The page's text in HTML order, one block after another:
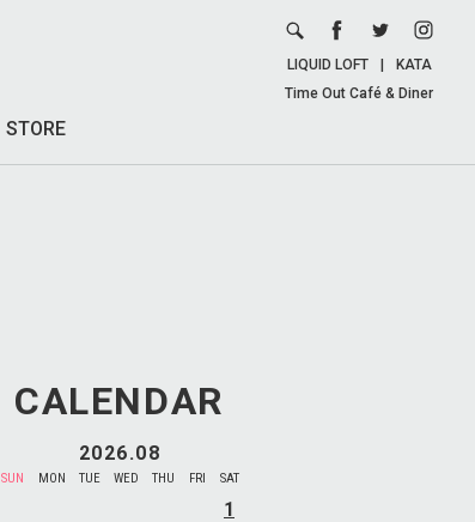
STORE
LIQUID LOFT
KATA
Time Out Café & Diner
CALENDAR
2026.08
SUN MON TUE WED THU FRI SAT
1